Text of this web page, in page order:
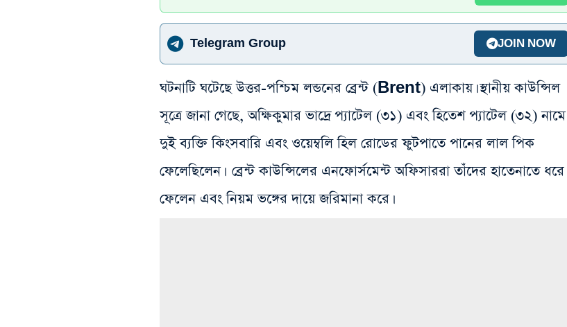
Telegram Group JOIN NOW
ঘটনাটি ঘটেছে উত্তর-পশ্চিম লন্ডনের ব্রেন্ট (Brent) এলাকায়। স্থানীয় কাউন্সিল
সূত্রে জানা গেছে, অক্ষিকুমার ভাদ্রে প্যাটেল (৩১) এবং হিতেশ প্যাটেল (৩২) নামে
দুই ব্যক্তি কিংসবারি এবং ওয়েম্বলি হিল রোডের ফুটপাতে পানের লাল পিক
ফেলেছিলেন। ব্রেন্ট কাউন্সিলের এনফোর্সমেন্ট অফিসাররা তাঁদের হাতেনাতে ধরে
ফেলেন এবং নিয়ম ভঙ্গের দায়ে জরিমানা করে।